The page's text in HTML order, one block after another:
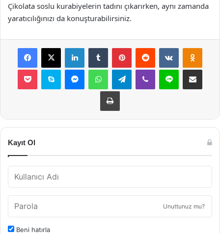
Çikolata soslu kurabiyelerin tadını çıkarırken, aynı zamanda
yaratıcılığınızı da konuşturabilirsiniz.
Facebook
X LinkedInTumblr PinterestReddit VKontakte
Pocket Skype MessengerWhatsAppTelegramViber Line E-Posta ile
Yazdır
Kayıt Ol
Unuttunuz mu?
Beni hatırla